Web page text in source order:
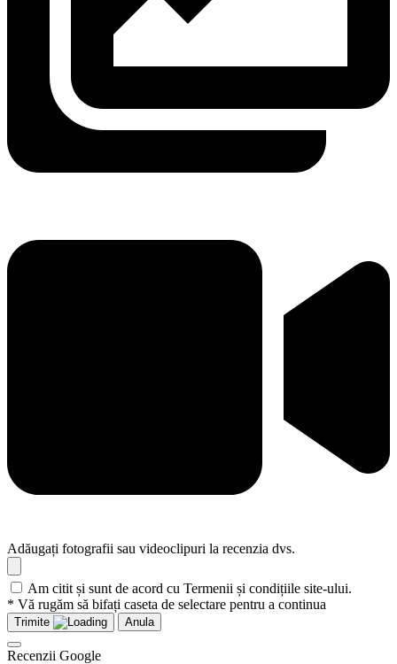
Adăugați fotografii sau videoclipuri la recenzia dvs.
Am citit și sunt de acord cu Termenii și condițiile site-ului.
* Vă rugăm să bifați caseta de selectare pentru a continua
Trimite Anula
Recenzii Google